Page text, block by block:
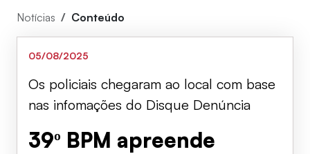
Notícias Conteúdo
05/08/2025
Os policiais chegaram ao local com base
nas infomações do Disque Denúncia
39º BPM apreende